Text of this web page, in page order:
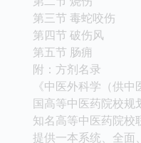
第三节 毒蛇咬伤
第四节 破伤风
第五节 肠痈
附：方剂名录
《中医外科学（供
国高等中医药院校规
知名高等中医药院校
提供一本系统、全面